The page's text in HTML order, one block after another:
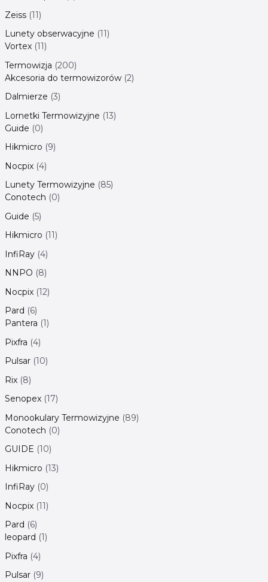
Zeiss 11
Lunety obserwacyjne 11
Vortex 11
Termowizja 200
Akcesoria do termowizorów 2
Dalmierze 3
Lornetki Termowizyjne 13
Guide 0
Hikmicro 9
Nocpix 4
Lunety Termowizyjne 85
Conotech 0
Guide 5
Hikmicro 11
InfiRay 4
NNPO 8
Nocpix 12
Pard 6
Pantera 1
Pixfra 4
Pulsar 10
Rix 8
Senopex 17
Monookulary Termowizyjne 89
Conotech 0
GUIDE 10
Hikmicro 13
InfiRay 0
Nocpix 11
Pard 6
leopard 1
Pixfra 4
Pulsar 9